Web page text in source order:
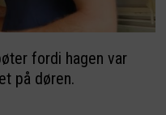
fordi hagen var
på døren.